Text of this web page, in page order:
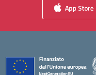
App Store